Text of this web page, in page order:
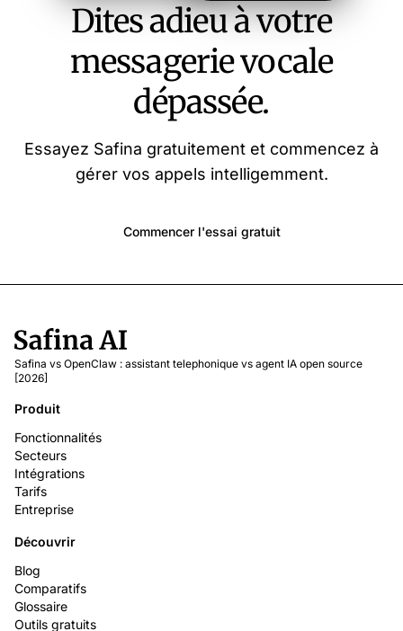
Dites adieu à votre
messagerie vocale
dépassée.
Essayez Safina gratuitement et commencez à
gérer vos appels intelligemment.
Commencer l'essai gratuit
Safina vs OpenClaw : assistant telephonique vs agent IA open source
[2026]
Produit
Fonctionnalités
Secteurs
Intégrations
Tarifs
Entreprise
Découvrir
Blog
Comparatifs
Glossaire
Outils gratuits